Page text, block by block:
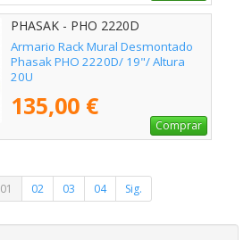
PHASAK - PHO 2220D
Armario Rack Mural Desmontado
Phasak PHO 2220D/ 19"/ Altura
20U
135,00 €
Comprar
01 02 03 04 Sig.